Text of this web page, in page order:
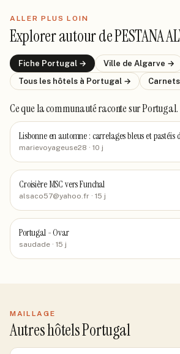
ALLER PLUS LOIN
Explorer autour dePESTANA
Fiche Portugal → Ville de Algarve →
Tous les hôtels à Portugal → Carnets
Ce que la communauté racontesur Portugal.
Lisbonne en automne : carrelages bleus et pastéis
marievoyageuse28 · 10 j
Croisière MSC vers Funchal
alsaco57@yahoo.fr · 15 j
Portugal - Ovar
saudade · 15 j
MAILLAGE
Autres hôtels Portugal